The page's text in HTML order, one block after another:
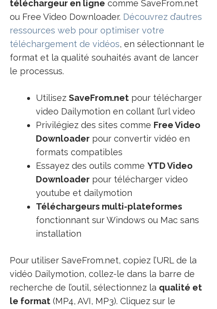
téléchargeur en ligne comme SaveFrom.net
ou Free Video Downloader. Découvrez d’autres
ressources web pour optimiser votre
téléchargement de vidéos, en sélectionnant le
format et la qualité souhaités avant de lancer
le processus.
Utilisez SaveFrom.net pour télécharger
video Dailymotion en collant l’url video
Privilégiez des sites comme Free Video
Downloader pour convertir vidéo en
formats compatibles
Essayez des outils comme YTD Video
Downloader pour télécharger video
youtube et dailymotion
Téléchargeurs multi-plateformes
fonctionnant sur Windows ou Mac sans
installation
Pour utiliser SaveFrom.net, copiez l’URL de la
vidéo Dailymotion, collez-le dans la barre de
recherche de l’outil, sélectionnez la qualité et
le format (MP4, AVI, MP3). Cliquez sur le